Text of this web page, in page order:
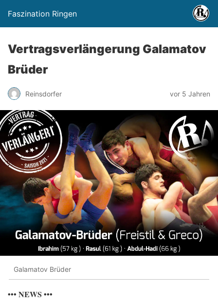
Faszination Ringen
Vertragsverlängerung Galamatov
Brüder
Reinsdorfer vor 5 Jahren
Galamatov Brüder
••• NEWS •••